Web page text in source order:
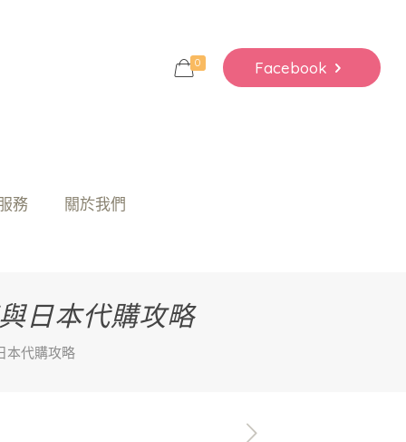
務 關於我們
0 Facebook
日本代購攻略
本代購攻略